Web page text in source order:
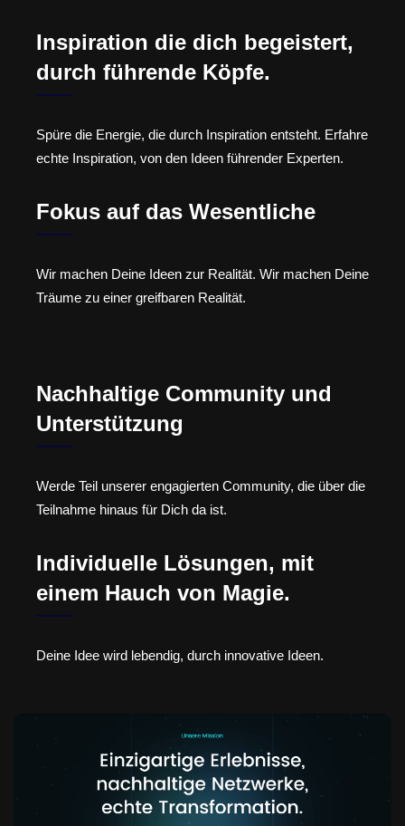
Inspiration die dich begeistert,
durch führende Köpfe.
Spüre die Energie, die durch Inspiration entsteht. Erfahre
echte Inspiration, von den Ideen führender Experten.
Fokus auf das Wesentliche
Wir machen Deine Ideen zur Realität. Wir machen Deine
Träume zu einer greifbaren Realität.
Nachhaltige Community und
Unterstützung
Werde Teil unserer engagierten Community, die über die
Teilnahme hinaus für Dich da ist.
Individuelle Lösungen, mit
einem Hauch von Magie.
Deine Idee wird lebendig, durch innovative Ideen.